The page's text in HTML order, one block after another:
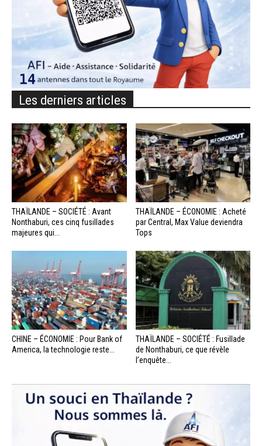
Les derniers articles
THAÏLANDE – SOCIÉTÉ : Avant
Nonthaburi, ces cinq fusillades
majeures qui...
THAÏLANDE – ÉCONOMIE : Acheté
par Central, Max Value deviendra
Tops
CHINE – ÉCONOMIE : Pour Bank of
America, la technologie reste...
THAÏLANDE – SOCIÉTÉ : Fusillade
de Nonthaburi, ce que révèle
l’enquête...